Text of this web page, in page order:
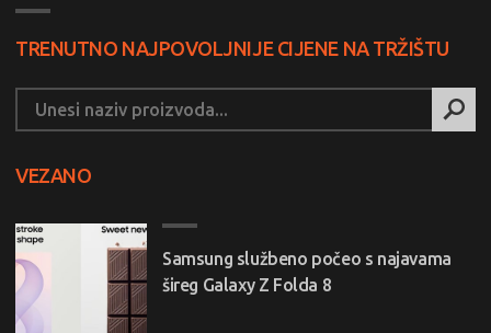
TRENUTNO NAJPOVOLJNIJE CIJENE NA TRŽIŠTU
VEZANO
Samsung službeno počeo s najavama
šireg Galaxy Z Folda 8